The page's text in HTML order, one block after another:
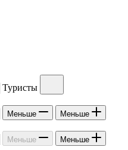
Туристы
Меньше Меньше
Меньше Меньше